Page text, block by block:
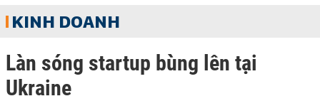
KINH DOANH
Làn sóng startup bùng lên tại
Ukraine